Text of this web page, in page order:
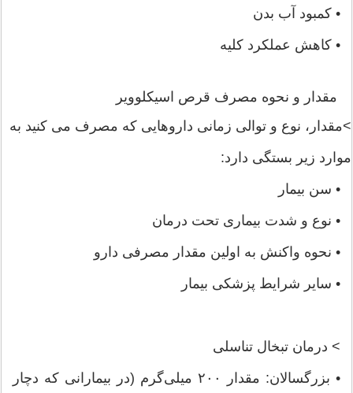
• کمبود آب بدن
• کاهش عملکرد کلیه
مقدار و نحوه مصرف قرص اسیکلوویر
>مقدار، نوع و توالی زمانی داروهایی که مصرف می کنید به
موارد زیر بستگی دارد:
• سن بیمار
• نوع و شدت بیماری تحت درمان
• نحوه واکنش به اولین مقدار مصرفی دارو
• سایر شرایط پزشکی بیمار
> درمان تبخال تناسلی
• بزرگسالان: مقدار ۲۰۰ میلی‌گرم (در بیمارانی که دچار